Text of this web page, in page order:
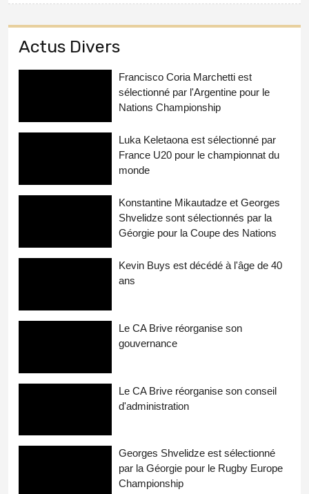
Actus Divers
Francisco Coria Marchetti est
sélectionné par l'Argentine pour le
Nations Championship
Luka Keletaona est sélectionné par
France U20 pour le championnat du
monde
Konstantine Mikautadze et Georges
Shvelidze sont sélectionnés par la
Géorgie pour la Coupe des Nations
Kevin Buys est décédé à l'âge de 40
ans
Le CA Brive réorganise son
gouvernance
Le CA Brive réorganise son conseil
d'administration
Georges Shvelidze est sélectionné
par la Géorgie pour le Rugby Europe
Championship